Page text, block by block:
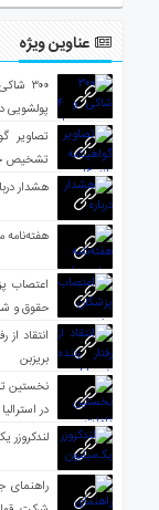
عناوین ویژه
پولشویی
تصاویر
تشخیص
هشدار
هفته‌نامه
اعتصاب
حقوق و
انتقاد از
بریزبن
نخستین
در
لندکروزر